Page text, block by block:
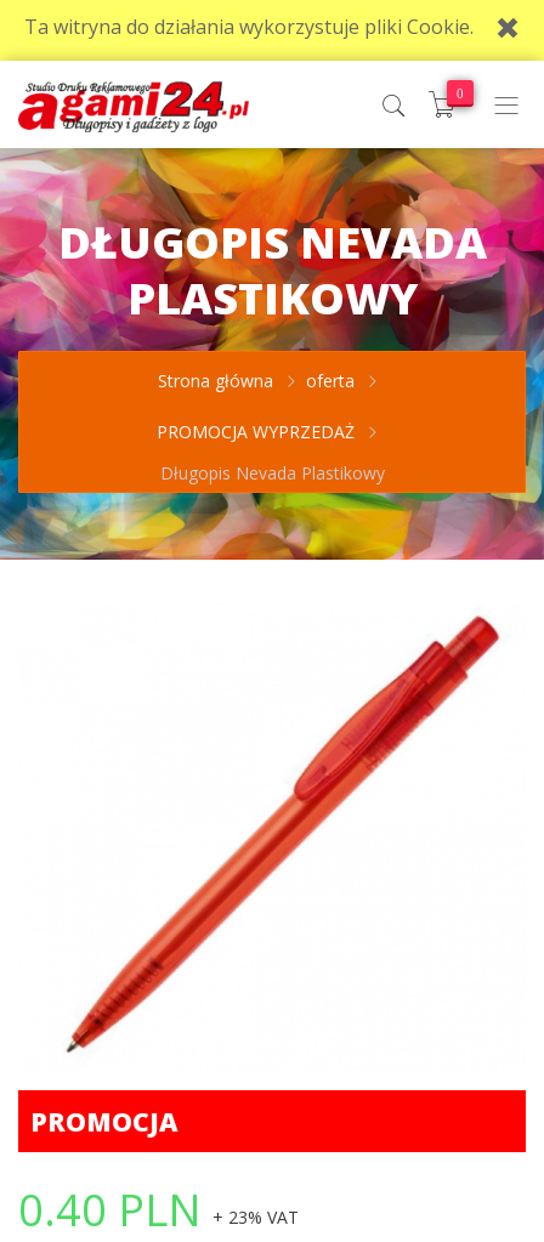
Ta witryna do działania wykorzystuje pliki Cookie.
0
DŁUGOPIS NEVADA
PLASTIKOWY
Strona główna oferta
PROMOCJA WYPRZEDAŻ
Długopis Nevada Plastikowy
PROMOCJA
0.40 PLN + 23% VAT